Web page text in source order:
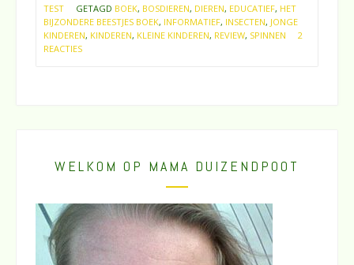
TEST
GETAGD BOEK, BOSDIEREN, DIEREN, EDUCATIEF, HET
BIJZONDERE BEESTJES BOEK, INFORMATIEF, INSECTEN, JONGE
KINDEREN, KINDEREN, KLEINE KINDEREN, REVIEW, SPINNEN
2
REACTIES
WELKOM OP MAMA DUIZENDPOOT